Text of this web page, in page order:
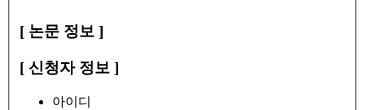
[ 논문 정보 ]
[ 신청자 정보 ]
아이디